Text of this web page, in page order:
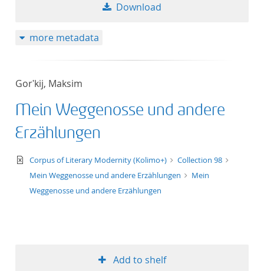
Download
more metadata
Gorʹkij, Maksim
Mein Weggenosse und andere
Erzählungen
text/xml
Corpus of Literary Modernity (Kolimo+)
Collection 98
Mein Weggenosse und andere Erzählungen
Mein
Weggenosse und andere Erzählungen
Add to shelf